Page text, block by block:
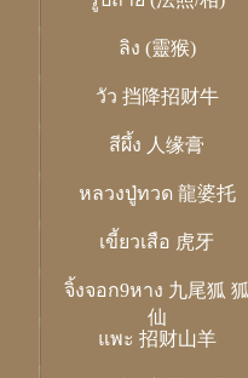
ลิง (靈猴)
วัว 挡降招财牛
สีผึ้ง 人缘膏
หลวงปู่ทวด 龍婆托
เขี้ยวเสือ 虎牙
จิ้งจอก9หาง 九尾狐
仙
แพะ 招财山羊